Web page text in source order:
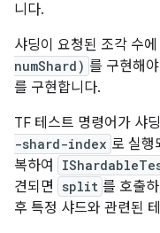
니다.
샤딩이 요청된 조각 수
numShard) 를 구현해
를 구현합니다.
TF 테스트 명령어가 샤
-shard-index 로 실행
복하여
견되면
split 를 호출
후 특정 샤드와 관련된